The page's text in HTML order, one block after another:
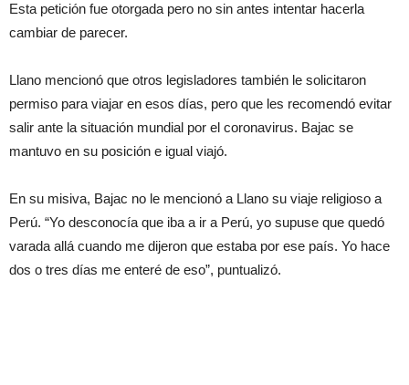
Esta petición fue otorgada pero no sin antes intentar hacerla
cambiar de parecer.
Llano mencionó que otros legisladores también le solicitaron
permiso para viajar en esos días, pero que les recomendó evitar
salir ante la situación mundial por el coronavirus. Bajac se
mantuvo en su posición e igual viajó.
En su misiva, Bajac no le mencionó a Llano su viaje religioso a
Perú. “Yo desconocía que iba a ir a Perú, yo supuse que quedó
varada allá cuando me dijeron que estaba por ese país. Yo hace
dos o tres días me enteré de eso”, puntualizó.